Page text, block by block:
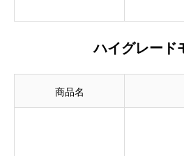
ハイグレード
商品名